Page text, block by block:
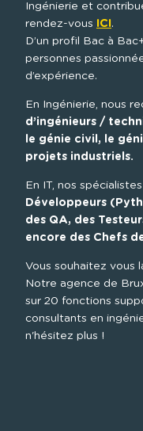
Ingénierie et
rendez-vous ICI.
D’un profil Bac à
personnes
d’expérience.
En Ingénierie, nous
d’ingénieurs /
le génie civil, le
projets industriels.
En IT, nos
Développeurs
des QA, des
encore des Chefs
Vous souhaitez vous
Notre agence de
sur 20 fonctions
consultants en
n'hésitez plus !